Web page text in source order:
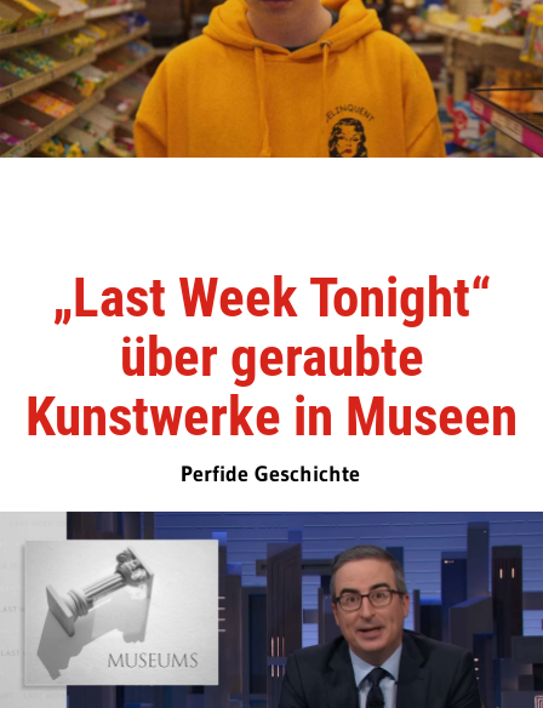
„Last Week Tonight“
über geraubte
Kunstwerke in Museen
Perfide Geschichte